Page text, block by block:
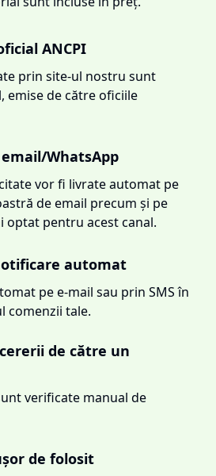
ANCPI
prin site-ul nostru sunt
emise de către oficiile
WhatsApp
vor fi livrate automat pe
de email precum și pe
optat pentru acest canal.
automat
pe e-mail sau prin SMS în
comenzii tale.
de către un
verificate manual de
de folosit